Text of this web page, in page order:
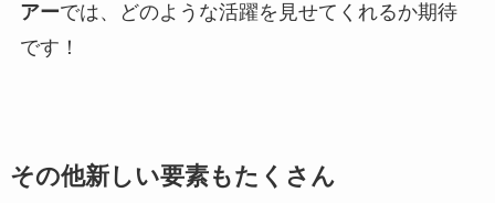
アーでは、どのような活躍を見せてくれるか期待
です！
その他新しい要素もたくさん